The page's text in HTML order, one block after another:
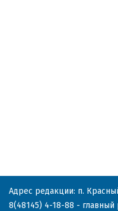
Адрес редакции: п.
8(48145) 4-18-88 - главный